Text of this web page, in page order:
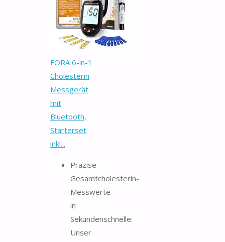
FORA 6-in-1
Cholesterin
Messgerät
mit
Bluetooth,
Starterset
inkl...
Präzise
Gesamtcholesterin-
Messwerte
in
Sekundenschnelle:
Unser